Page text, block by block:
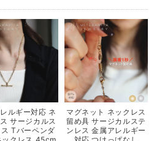
ルギー対応 ネ
サージカルス
Tバーペンダ
マグネット ネックレス
留め具 サージカルステ
ンレス 金属アレルギー